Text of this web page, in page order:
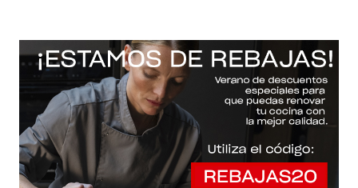
Inicio / Fissler Web / Sartenes Ceratal® classic evo